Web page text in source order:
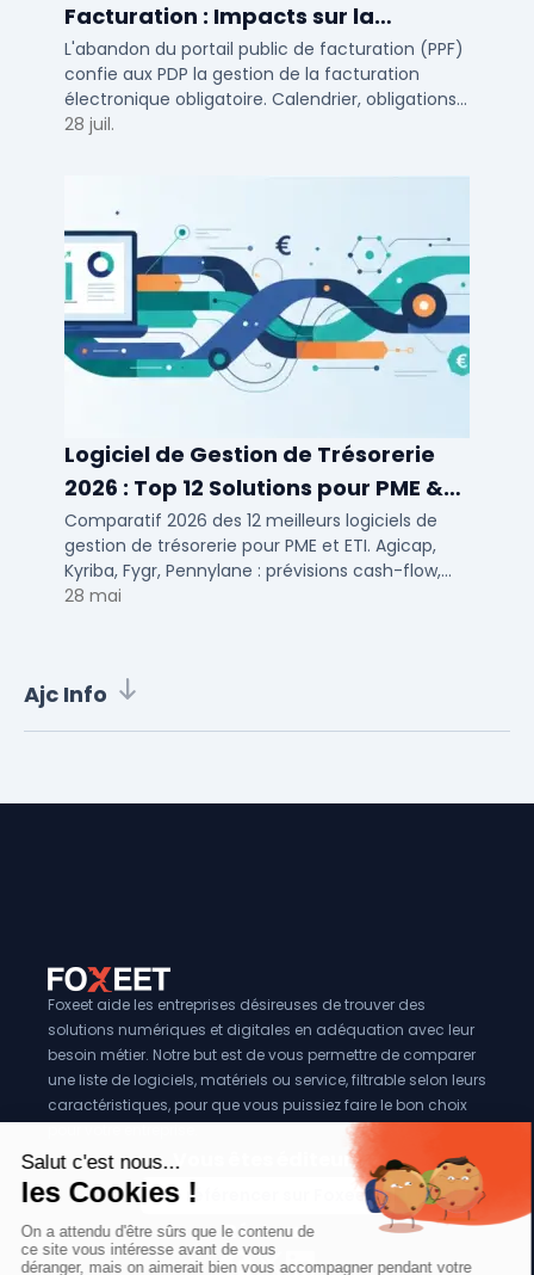
Facturation : Impacts sur la
Facturation Électronique
Obligatoire
L'abandon du portail public de facturation (PPF)
confie aux PDP la gestion de la facturation
électronique obligatoire. Calendrier, obligations
et solutions pour TPE, PME et ETI.
28 juil.
Logiciel de Gestion de Trésorerie
2026 : Top 12 Solutions pour PME &
ETI
Comparatif 2026 des 12 meilleurs logiciels de
gestion de trésorerie pour PME et ETI. Agicap,
Kyriba, Fygr, Pennylane : prévisions cash-flow,
consolidation bancaire, tarifs et avis.
28 mai
Ajc Info
Foxeet aide les entreprises désireuses de trouver des
solutions numériques et digitales en adéquation avec leur
besoin métier. Notre but est de vous permettre de comparer
une liste de logiciels, matériels ou service, filtrable selon leurs
caractéristiques, pour que vous puissiez faire le bon choix
Vous êtes éditeur?
Se référencer sur Foxeet
Réseaux